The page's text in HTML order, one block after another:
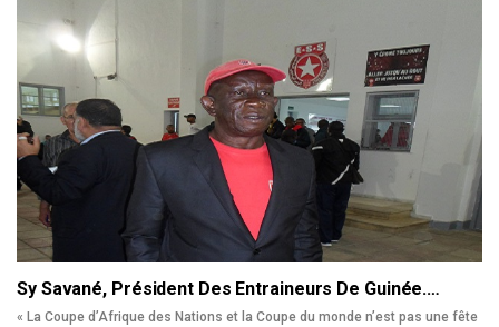
Sy Savané, Président Des Entraineurs De Guinée.…
« La Coupe d’Afrique des Nations et la Coupe du monde n’est pas une fête